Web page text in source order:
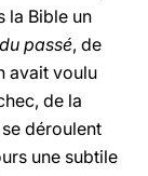
la Bible un
passé, de
avait voulu
de la
déroulent
une subtile